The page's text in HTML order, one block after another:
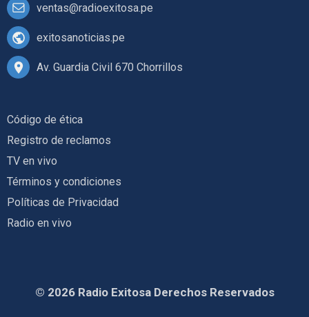
ventas@radioexitosa.pe
exitosanoticias.pe
Av. Guardia Civil 670 Chorrillos
Código de ética
Registro de reclamos
TV en vivo
Términos y condiciones
Políticas de Privacidad
Radio en vivo
© 2026 Radio Exitosa Derechos Reservados